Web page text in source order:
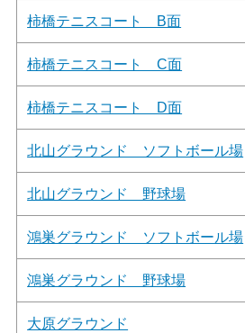
柿橋テニスコート B面
柿橋テニスコート C面
柿橋テニスコート D面
北山グラウンド ソフトボール場
北山グラウンド 野球場
鴻巣グラウンド ソフトボール場
鴻巣グラウンド 野球場
大原グラウンド